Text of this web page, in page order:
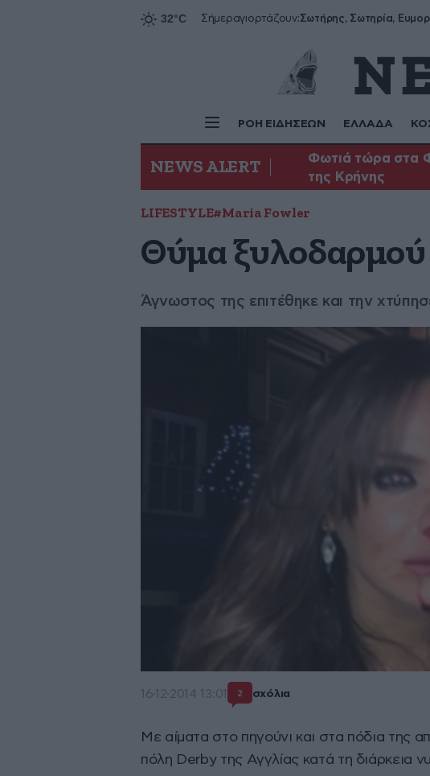
Σήμεραγιορτάζουν:
ΡΟΗ ΕΙΔΗΣΕΩΝ ΕΛΛΑΔΑ
NEWS ALERT
Φωτιά τώρα στα
της Κρήνης
LIFESTYLE#Maria Fowler
Θύμα ξυλοδαρμού
Άγνωστος της επιτέθηκε και την
16·12·2014 13:01 2 σχόλια
Με αίματα στο πηγούνι και στα πόδια της
πόλη Derby της Αγγλίας κατά τη διάρκεια